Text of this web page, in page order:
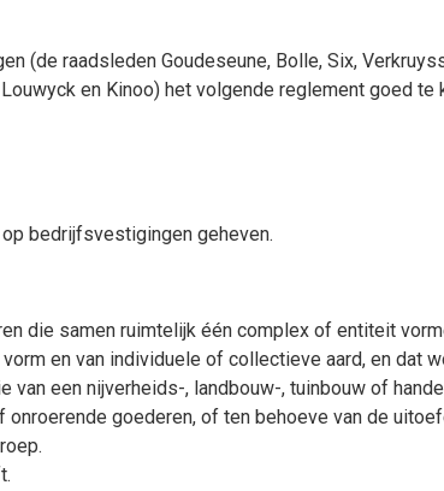
(de raadsleden Goudeseune, Bolle, Six,
en Kinoo) het volgende reglement goed te
bedrijfsvestigingen geheven.
die samen ruimtelijk één complex of entiteit
en van individuele of collectieve aard, en dat
een nijverheids-, landbouw-, tuinbouw of
goederen, of ten behoeve van de